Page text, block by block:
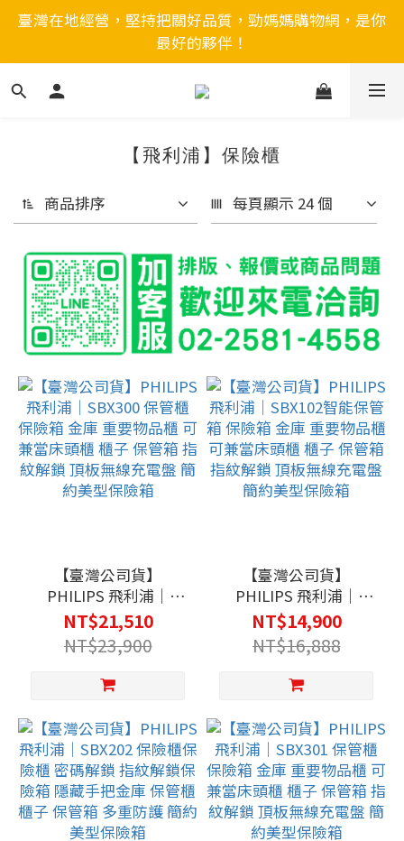
臺灣在地經營，堅持把關好品質，勁媽媽購物網，是你
最好的夥伴！
【飛利浦】保險櫃
商品排序 每頁顯示 24 個
【臺灣公司貨】
PHILIPS 飛利浦｜
SBX300 保管櫃 保險箱
金庫 重要物品櫃 可兼當
床頭櫃 櫃子 保管箱 指
紋解鎖 頂板無線充電盤
簡約美型保險箱
NT$21,510
NT$23,900
【臺灣公司貨】
PHILIPS 飛利浦｜
SBX102智能保管箱 保
險箱 金庫 重要物品櫃
可兼當床頭櫃 櫃子 保管
箱 指紋解鎖 頂板無線充
電盤 簡約美型保險箱
NT$14,900
NT$16,888